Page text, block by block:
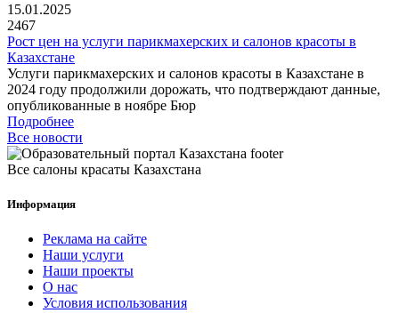
15.01.2025
2467
Рост цен на услуги парикмахерских и салонов красоты в
Казахстане
Услуги парикмахерских и салонов красоты в Казахстане в
2024 году продолжили дорожать, что подтверждают данные,
опубликованные в ноябре Бюр
Подробнее
Все новости
Все салоны красаты Казахстана
Информация
Реклама на сайте
Наши услуги
Наши проекты
О нас
Условия использования